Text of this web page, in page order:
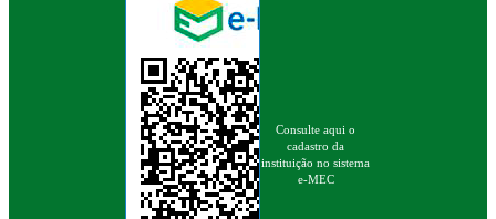
Consulte aqui o
cadastro da
instituição no sistema
e-MEC